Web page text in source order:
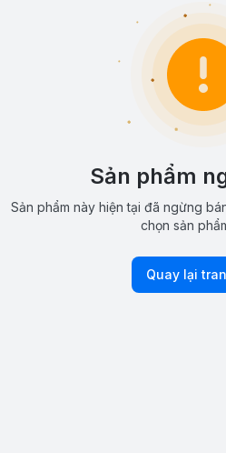
Sản phẩm
Sản phẩm này hiện tại đã ngừng
chọn sản
Quay lại